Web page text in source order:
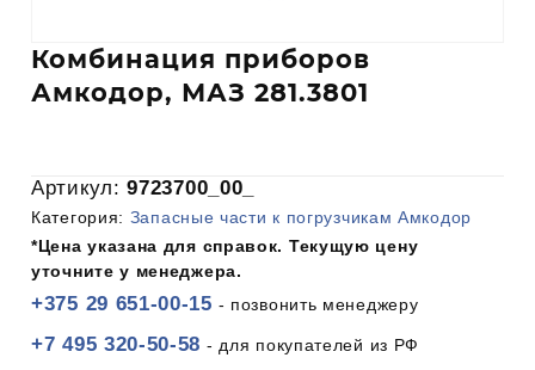
Комбинация приборов
Амкодор, МАЗ 281.3801
Артикул:9723700_00_
Категория: Запасные части к погрузчикам Амкодор
*Цена указана для справок. Текущую цену
уточните у менеджера.
+375 29 651-00-15 - позвонить менеджеру
+7 495 320-50-58 - для покупателей из РФ